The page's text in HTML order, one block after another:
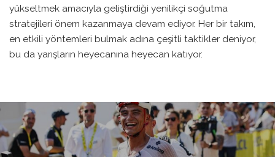
yükseltmek amacıyla geliştirdiği yenilikçi soğutma
stratejileri önem kazanmaya devam ediyor. Her bir takım,
en etkili yöntemleri bulmak adına çeşitli taktikler deniyor,
bu da yarışların heyecanına heyecan katıyor.